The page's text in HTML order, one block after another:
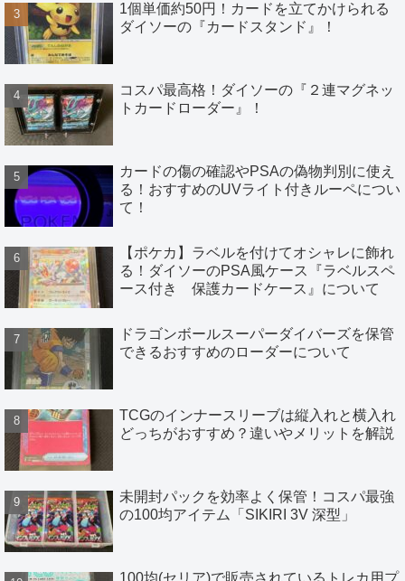
1個単価約50円！カードを立てかけられる
ダイソーの『カードスタンド』！
コスパ最高格！ダイソーの『２連マグネッ
トカードローダー』！
カードの傷の確認やPSAの偽物判別に使え
る！おすすめのUVライト付きルーペについ
て！
【ポケカ】ラベルを付けてオシャレに飾れ
る！ダイソーのPSA風ケース『ラベルスペ
ース付き 保護カードケース』について
ドラゴンボールスーパーダイバーズを保管
できるおすすめのローダーについて
TCGのインナースリーブは縦入れと横入れ
どっちがおすすめ？違いやメリットを解説
未開封パックを効率よく保管！コスパ最強
の100均アイテム「SIKIRI 3V 深型」
100均(セリア)で販売されているトレカ用プ